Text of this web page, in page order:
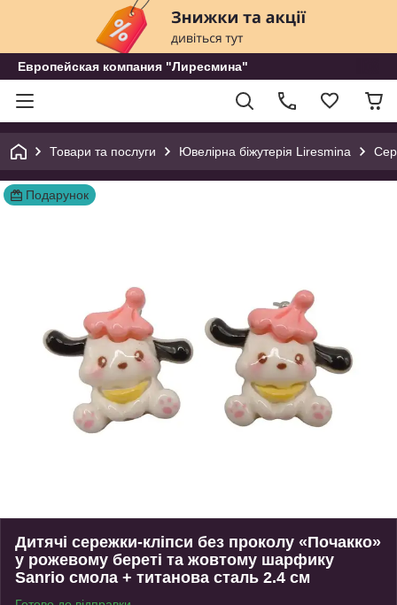
Европейская компания "Лиресмина"
Товари та послуги Ювелірна біжутерія Liresmina
Подарунок
Дитячі сережки-кліпси без проколу «Почакко»
у рожевому береті та жовтому шарфику
Sanrio смола + титанова сталь 2.4 см